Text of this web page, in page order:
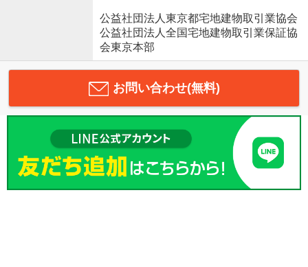
公益社団法人東京都宅地建物取引業協会
公益社団法人全国宅地建物取引業保証協
会東京本部
お問い合わせ(無料)